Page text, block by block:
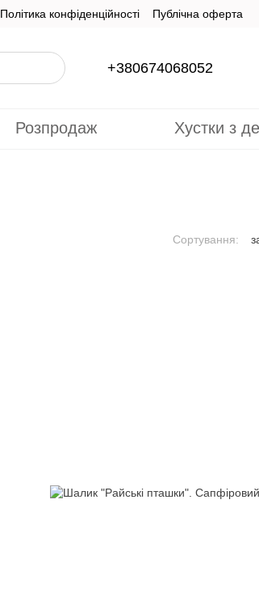
Політика конфіденційності Публічна оферта
+380674068052
Розпродаж Хустки з
Сортування: